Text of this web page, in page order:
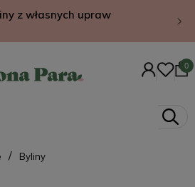
z własnych upraw
/ Byliny